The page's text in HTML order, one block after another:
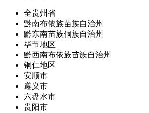
全贵州省
黔南布依族苗族自治州
黔东南苗族侗族自治州
毕节地区
黔西南布依族苗族自治州
铜仁地区
安顺市
遵义市
六盘水市
贵阳市